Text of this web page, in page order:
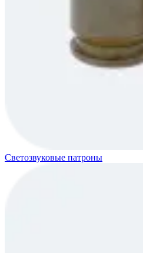
Светозвуковые патроны